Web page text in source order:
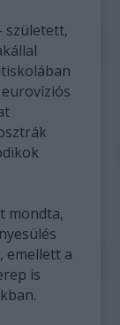
született,
mondta,
emellett a
is